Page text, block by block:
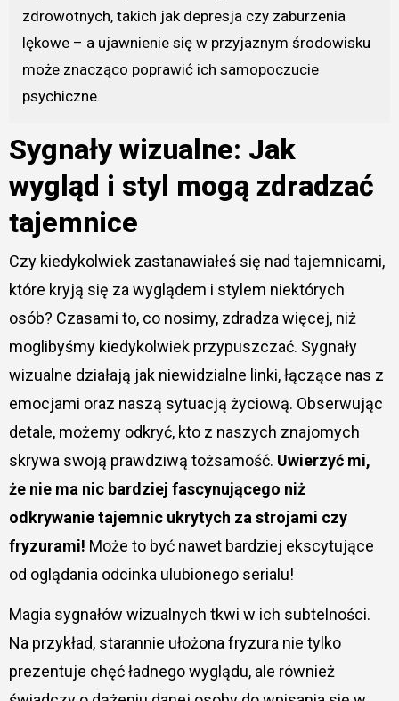
zdrowotnych, takich jak depresja czy zaburzenia
lękowe – a ujawnienie się w przyjaznym środowisku
może znacząco poprawić ich samopoczucie
psychiczne.
Sygnały wizualne: Jak
wygląd i styl mogą zdradzać
tajemnice
Czy kiedykolwiek zastanawiałeś się nad tajemnicami,
które kryją się za wyglądem i stylem niektórych
osób? Czasami to, co nosimy, zdradza więcej, niż
moglibyśmy kiedykolwiek przypuszczać. Sygnały
wizualne działają jak niewidzialne linki, łączące nas z
emocjami oraz naszą sytuacją życiową. Obserwując
detale, możemy odkryć, kto z naszych znajomych
skrywa swoją prawdziwą tożsamość. Uwierzyć mi,
że nie ma nic bardziej fascynującego niż
odkrywanie tajemnic ukrytych za strojami czy
fryzurami! Może to być nawet bardziej ekscytujące
od oglądania odcinka ulubionego serialu!
Magia sygnałów wizualnych tkwi w ich subtelności.
Na przykład, starannie ułożona fryzura nie tylko
prezentuje chęć ładnego wyglądu, ale również